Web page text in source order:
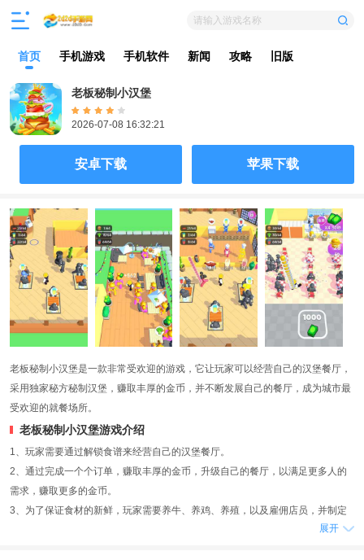
请输入游戏名称
首页 手机游戏 手机软件 新闻 攻略 旧版
老板秘制小汉堡
2026-07-08 16:32:21
安卓下载 苹果下载
老板秘制小汉堡是一款非常受欢迎的游戏，它让玩家可以经营自己的汉堡餐厅，
采用独家秘方秘制汉堡，赚取丰厚的金币，并不断发展自己的餐厅，成为城市最
受欢迎的就餐场所。
老板秘制小汉堡游戏介绍
1、玩家需要通过解锁食谱来经营自己的汉堡餐厅。
2、通过完成一个个订单，赚取丰厚的金币，升级自己的餐厅，以满足更多人的
需求，赚取更多的金币。
3、为了保证食材的新鲜，玩家需要养牛、养鸡、养殖，以及雇佣店员，并制定
展开